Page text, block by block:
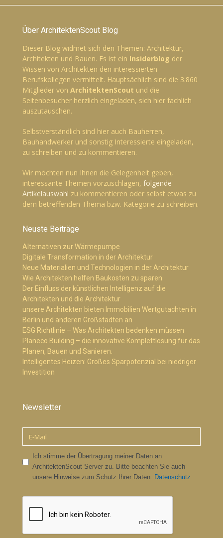
Über ArchitektenScout Blog
Dieser Blog widmet sich den Themen: Architektur,
Architekten und Bauen. Es ist ein Insiderblog der
Wissen von Architekten den interessierten
Berufskollegen vermittelt. Hauptsächlich sind die 3.860
Mitglieder von ArchitektenScout und die
Seitenbesucher herzlich eingeladen, sich hier fachlich
auszutauschen.
Selbstverständlich sind hier auch Bauherren,
Bauhandwerker und sonstig Interessierte eingeladen,
zu schreiben und zu kommentieren.
Wir möchten nun Ihnen die Gelegenheit geben,
interessante Themen vorzuschlagen, folgende
Artikelauswahl zu kommentieren oder selbst etwas zu
dem betreffenden Thema bzw. Kategorie zu schreiben.
Neuste Beiträge
Alternativen zur Wärmepumpe
Digitale Transformation in der Architektur
Neue Materialien und Technologien in der Architektur
Wie Architekten helfen Baukosten zu sparen
Der Einfluss der künstlichen Intelligenz auf die
Architekten und die Architektur
unsere Architekten bieten Immobilien Wertgutachten in
Berlin und anderen Großstädten an
ESG Richtlinie – Was Architekten bedenken müssen
Planeco Building – die innovative Komplettlösung für das
Planen, Bauen und Sanieren.
Intelligentes Heizen: Großes Sparpotenzial bei niedriger
Investition
Newsletter
Ich stimme der Übertragung meiner Daten an
ArchitektenScout-Server zu. Bitte beachten Sie auch
unsere Hinweise zum Schutz Ihrer Daten. Datenschutz